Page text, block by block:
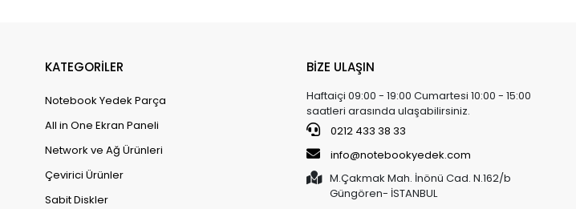
KATEGORİLER
Notebook Yedek Parça
All in One Ekran Paneli
Network ve Ağ Ürünleri
Çevirici Ürünler
Sabit Diskler
BİZE ULAŞIN
Haftaiçi 09:00 - 19:00 Cumartesi 10:00 - 15:00
saatleri arasında ulaşabilirsiniz.
0212 433 38 33
info@notebookyedek.com
M.Çakmak Mah. İnönü Cad. N.162/b
Güngören- İSTANBUL